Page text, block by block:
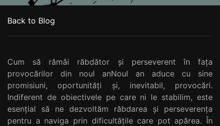
Back to Blog
Cum să rămâi răbdător și perseverent în fața
provocărilor din noul anNoul an aduce cu sine
promisiuni, oportunități și, inevitabil, provocări.
Indiferent de obiectivele pe care ni le stabilim, este
esențial să ne dezvoltăm răbdarea și perseverența
pentru a naviga prin dificultățile care pot apărea. În